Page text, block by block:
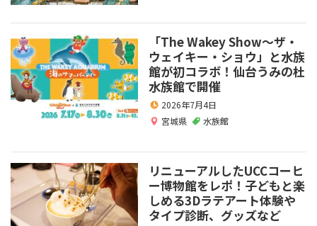
「The Wakey Show～ザ・
ウェイキー・ショウ」と水族
館が初コラボ！仙台うみの杜
水族館で開催
2026年7月4日
宮城県
水族館
リニューアルしたUCCコーヒ
ー博物館をレポ！子どもと楽
しめる3Dラテアート体験や
タイプ診断、グッズなど